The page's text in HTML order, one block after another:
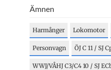
Ämnen
Harmånger Lokomotor
Personvagn ÖJ C 11 / SJ
WWJ/VÅHJ C3/C4 10 / SJ